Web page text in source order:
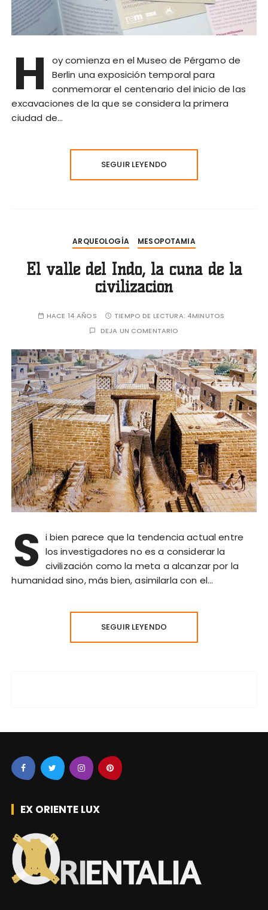
H
oy comienza en el Museo de Pérgamo de
Berlin una exposición temporal para
conmemorar el centenario del inicio de las
excavaciones de la que se considera la primera
ciudad de…
SEGUIR LEYENDO
ARQUEOLOGÍA MESOPOTAMIA
El valle del Indo, la cuna de la
civilización
HACE 14 AÑOS TIEMPO DE LECTURA: 4MINUTOS
DEJA UN COMENTARIO
S i bien parece que la tendencia actual entre
los investigadores no es a considerar la
civilización como la meta a alcanzar por la
humanidad sino, más bien, asimilarla con el…
SEGUIR LEYENDO
EX ORIENTE LUX